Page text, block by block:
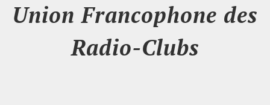
Union Francophone des
Radio-Clubs